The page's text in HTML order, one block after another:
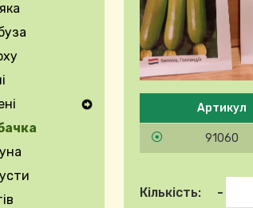
Navigation Menu
Navigation Menu
Будь ласка,
Артикул
91060
Кількість: -